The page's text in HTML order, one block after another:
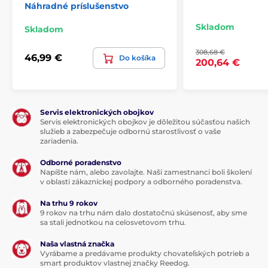
zviera v noci na vzdialenosť 200 - 300 metrov. Ďalšou
pohotové ovládanie
. Vysielač má rozdelené tlačidlá
odozvu, ktorá je potrebná počas výcviku.
Náhradné príslušenstvo
Skladom
46,99 € Do košíka
Skladom
308,68 €
200,64 €
Servis elektronických obojkov
Servis elektronických obojkov je dôležitou súčasťou našich
služieb a zabezpečuje odbornú starostlivosť o vaše
zariadenia.
Odborné poradenstvo
Napíšte nám, alebo zavolajte. Naši zamestnanci boli školení
v oblasti zákazníckej podpory a odborného poradenstva.
Na trhu 9 rokov
9 rokov na trhu nám dalo dostatočnú skúsenosť, aby sme
sa stali jednotkou na celosvetovom trhu.
Naša vlastná značka
Vyrábame a predávame produkty chovateľských potrieb a
smart produktov vlastnej značky Reedog.